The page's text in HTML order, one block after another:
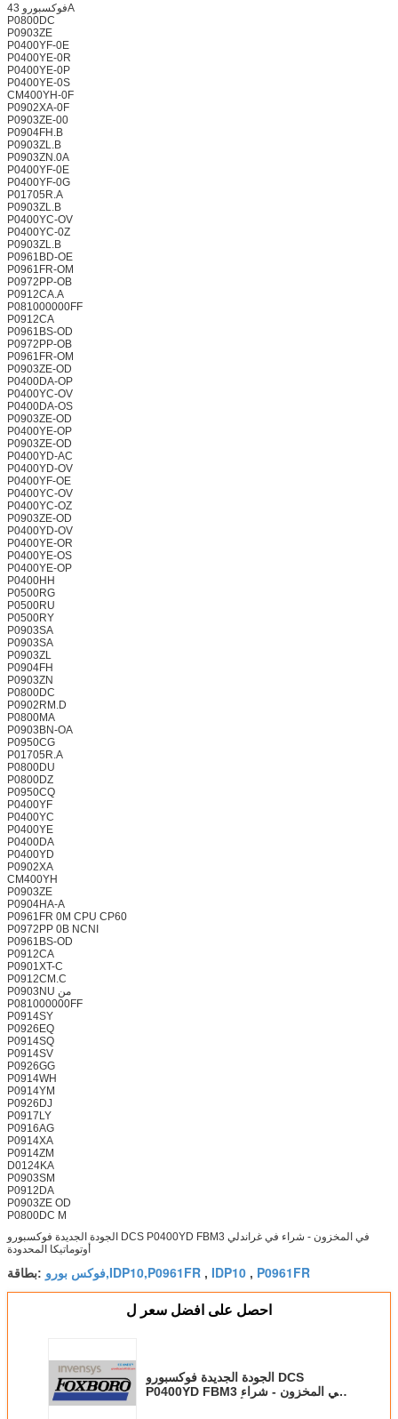
فوكسبورو 43A
P0800DC
P0903ZE
P0400YF-0E
P0400YE-0R
P0400YE-0P
P0400YE-0S
CM400YH-0F
P0902XA-0F
P0903ZE-00
P0904FH.B
P0903ZL.B
P0903ZN.0A
P0400YF-0E
P0400YF-0G
P01705R.A
P0903ZL.B
P0400YC-OV
P0400YC-0Z
P0903ZL.B
P0961BD-OE
P0961FR-OM
P0972PP-OB
P0912CA.A
P081000000FF
P0912CA
P0961BS-OD
P0972PP-OB
P0961FR-OM
P0903ZE-OD
P0400DA-OP
P0400YC-OV
P0400DA-OS
P0903ZE-OD
P0400YE-OP
P0903ZE-OD
P0400YD-AC
P0400YD-OV
P0400YF-OE
P0400YC-OV
P0400YC-OZ
P0903ZE-OD
P0400YD-OV
P0400YE-OR
P0400YE-OS
P0400YE-OP
P0400HH
P0500RG
P0500RU
P0500RY
P0903SA
P0903SA
P0903ZL
P0904FH
P0903ZN
P0800DC
P0902RM.D
P0800MA
P0903BN-OA
P0950CG
P01705R.A
P0800DU
P0800DZ
P0950CQ
P0400YF
P0400YC
P0400YE
P0400DA
P0400YD
P0902XA
CM400YH
P0903ZE
P0904HA-A
P0961FR 0M CPU CP60
P0972PP 0B NCNI
P0961BS-OD
P0912CA
P0901XT-C
P0912CM.C
P0903NU من
P081000000FF
P0914SY
P0926EQ
P0914SQ
P0914SV
P0926GG
P0914WH
P0914YM
P0926DJ
P0917LY
P0916AG
P0914XA
P0914ZM
D0124KA
P0903SM
P0912DA
P0903ZE OD
P0800DC M
الجودة الجديدة فوكسبورو DCS P0400YD FBM3 في المخزون - شراء في غراندلي
أوتوماتيكا المحدودة
بطاقة: فوكس بورو,IDP10,P0961FR , IDP10 , P0961FR
احصل على افضل سعر ل
الجودة الجديدة فوكسبورو DCS
P0400YD FBM3 في المخزون - شراء